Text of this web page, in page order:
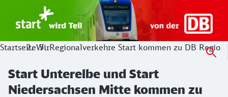
Ab August 2026 ist Start Teil der DB Regio. Ziel ist ein
StartseiteWirRegionalverkehre Start kommen zu DB Regio
Start Unterelbe und Start
Niedersachsen Mitte kommen zu